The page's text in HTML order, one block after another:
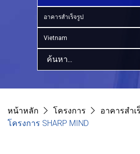
อาคารสำเร็จรูป
Vietnam
หน้าหลัก โครงการ
อาคารสำเ
โครงการ SHARP MIND